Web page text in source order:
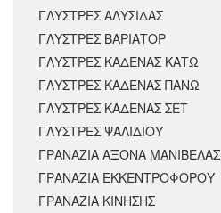
ΓΛΥΣΤΡΕΣ ΑΛΥΣΙΔΑΣ
ΓΛΥΣΤΡΕΣ ΒΑΡΙΑΤΟΡ
ΓΛΥΣΤΡΕΣ ΚΑΔΕΝΑΣ ΚΑΤΩ
ΓΛΥΣΤΡΕΣ ΚΑΔΕΝΑΣ ΠΑΝΩ
ΓΛΥΣΤΡΕΣ ΚΑΔΕΝΑΣ ΣΕΤ
ΓΛΥΣΤΡΕΣ ΨΑΛΙΔΙΟΥ
ΓΡΑΝΑΖΙΑ ΑΞΟΝΑ ΜΑΝΙΒΕΛΑΣ
ΓΡΑΝΑΖΙΑ ΕΚΚΕΝΤΡΟΦΟΡΟΥ
ΓΡΑΝΑΖΙΑ ΚΙΝΗΣΗΣ